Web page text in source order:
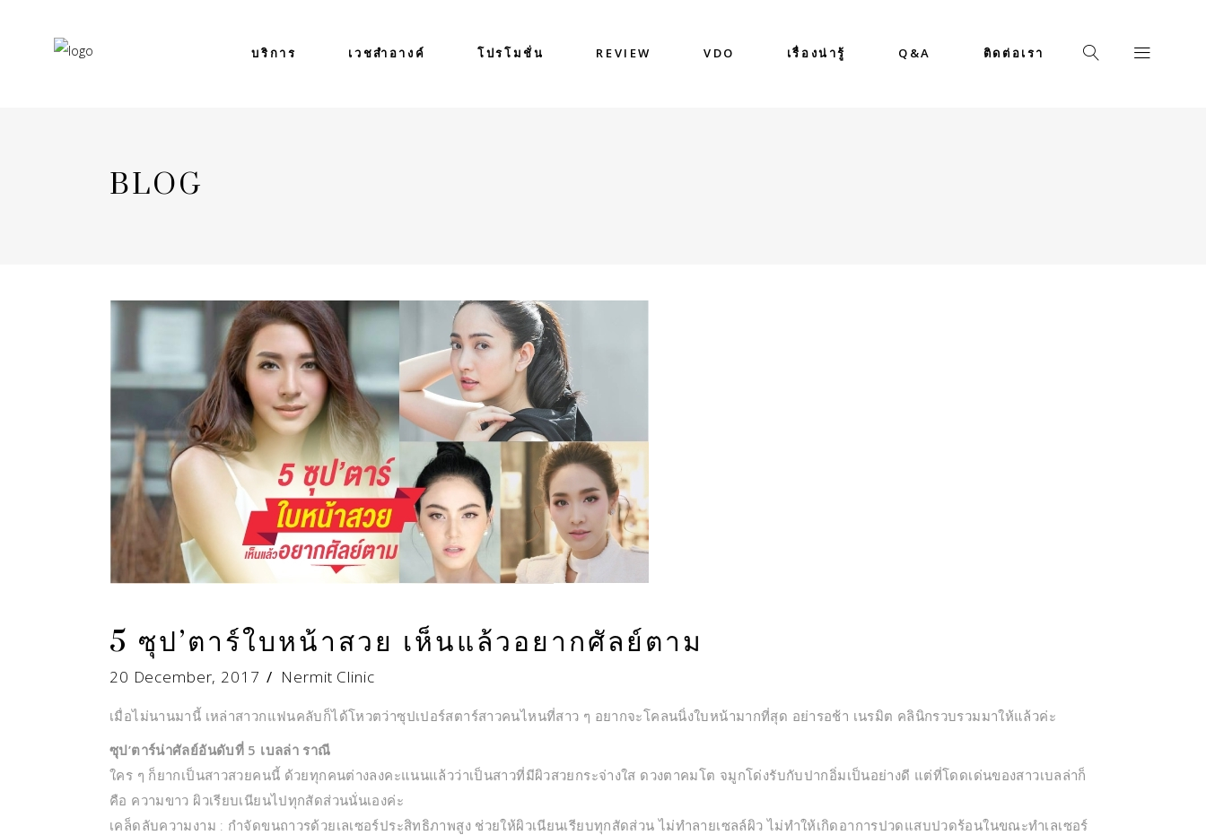
บริการ เวชสำอางค์ โปรโมชั่น REVIEW VDO เรื่องน่ารู้ Q&A ติดต่อเรา
BLOG
5 ซุป’ตาร์ใบหน้าสวย เห็นแล้วอยากศัลย์ตาม
20 December, 2017 Nermit Clinic
เมื่อไม่นานมานี้ เหล่าสาวกแฟนคลับก็ได้โหวตว่าซุปเปอร์สตาร์สาวคนไหนที่สาว ๆ อยากจะโคลนนิ่งใบหน้ามากที่สุด อย่ารอช้า เนรมิต คลินิกรวบรวมมาให้แล้วค่ะ
ซุป’ตาร์น่าศัลย์อันดับที่ 5 เบลล่า ราณี
ใคร ๆ ก็ยากเป็นสาวสวยคนนี้ ด้วยทุกคนต่างลงคะแนนแล้วว่าเป็นสาวที่มีผิวสวยกระจ่างใส ดวงตาคมโต จมูกโด่งรับกับปากอิ่มเป็นอย่างดี แต่ที่โดดเด่นของสาวเบลล่าก็
คือ ความขาว ผิวเรียบเนียนไปทุกสัดส่วนนั่นเองค่ะ
เคล็ดลับความงาม : กำจัดขนถาวรด้วยเลเซอร์ประสิทธิภาพสูง ช่วยให้ผิวเนียนเรียบทุกสัดส่วน ไม่ทำลายเซลล์ผิว ไม่ทำให้เกิดอาการปวดแสบปวดร้อนในขณะทำเลเซอร์